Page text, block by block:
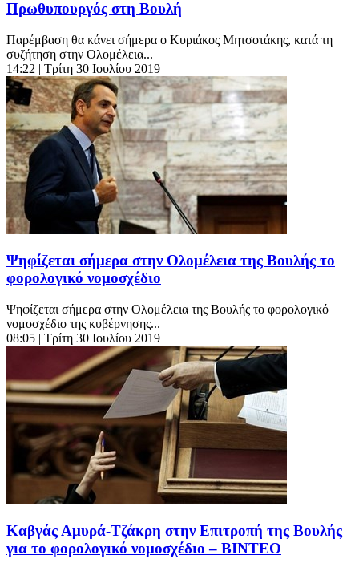
Πρωθυπουργός στη Βουλή
Παρέμβαση θα κάνει σήμερα ο Κυριάκος Μητσοτάκης, κατά τη
συζήτηση στην Ολομέλεια...
14:22 | Τρίτη 30 Ιουλίου 2019
Ψηφίζεται σήμερα στην Ολομέλεια της Βουλής το
φορολογικό νομοσχέδιο
Ψηφίζεται σήμερα στην Ολομέλεια της Βουλής το φορολογικό
νομοσχέδιο της κυβέρνησης...
08:05 | Τρίτη 30 Ιουλίου 2019
Καβγάς Αμυρά-Tζάκρη στην Επιτροπή της Βουλής
για το φορολογικό νομοσχέδιο – ΒΙΝΤΕΟ